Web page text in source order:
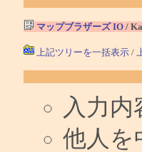
マップブラザーズ IO/
上記ツリーを一括表示/
入力
他人を